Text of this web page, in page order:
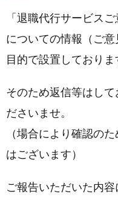
「退職代行サービス
についての情報（ご
目的で設置しておりま
そのため返信等はし
ださいませ。
（場合により確認の
はございます）
ご報告いただいた内